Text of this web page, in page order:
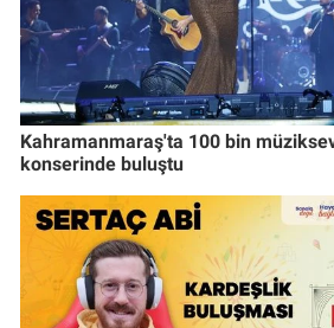
Kahramanmaraş'ta 100 bin
konserinde buluştu